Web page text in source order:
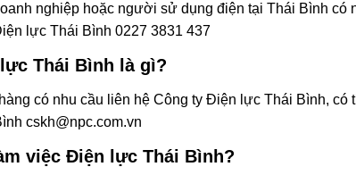
nghiệp hoặc người sử dụng điện tại Thái Bình có
lực Thái Bình 0227 3831 437
Thái Bình là gì?
có nhu cầu liên hệ Công ty Điện lực Thái Bình, có
cskh@npc.com.vn
việc Điện lực Thái Bình?